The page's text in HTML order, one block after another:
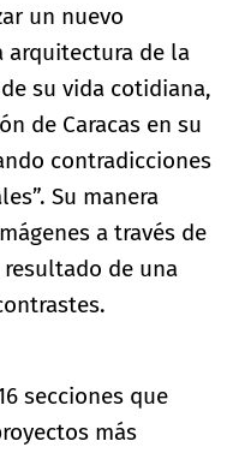
un nuevo
arquitectura de la
su vida cotidiana,
de Caracas en su
contradicciones
Su manera
a través de
de una
secciones que
más